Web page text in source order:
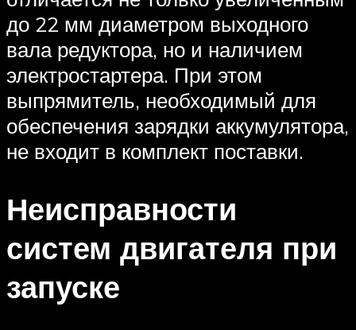
до 22 мм диаметром выходного
вала редуктора, но и наличием
электростартера. При этом
выпрямитель, необходимый для
обеспечения зарядки аккумулятора,
не входит в комплект поставки.
Неисправности
систем двигателя при
запуске